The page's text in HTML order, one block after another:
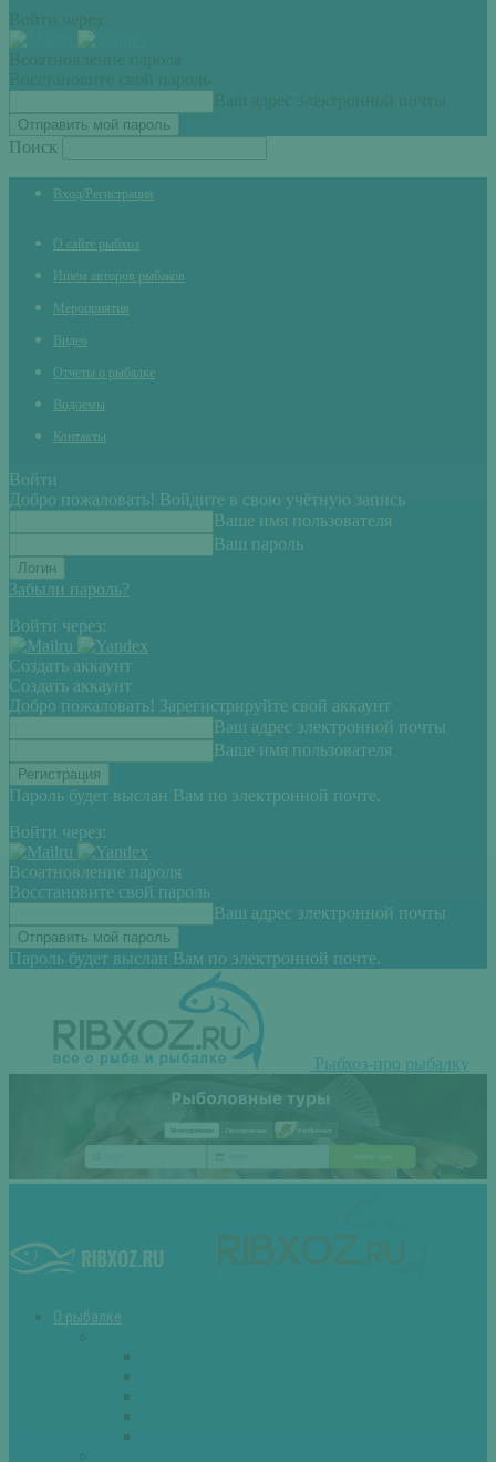
Войти через:
Всоатновление пароля
Восстановите свой пароль
Ваш адрес электронной почты
Поиск
Вход/Регистрация
О сайте рыбхоз
Ищем авторов рыбаков
Мероприятия
Видео
Отчеты о рыбалке
Водоемы
Контакты
Войти
Добро пожаловать! Войдите в свою учётную запись
Ваше имя пользователя
Ваш пароль
Забыли пароль?
Войти через:
Создать аккаунт
Создать аккаунт
Добро пожаловать! Зарегистрируйте свой аккаунт
Ваш адрес электронной почты
Ваше имя пользователя
Пароль будет выслан Вам по электронной почте.
Войти через:
Всоатновление пароля
Восстановите свой пароль
Ваш адрес электронной почты
Пароль будет выслан Вам по электронной почте.
Рыбхоз-про рыбалку
О рыбалке